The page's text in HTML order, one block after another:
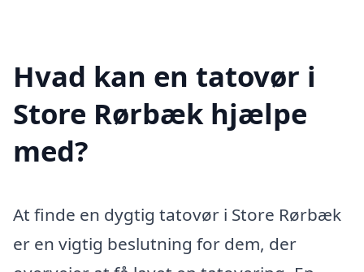
Hvad kan en tatovør i
Store Rørbæk hjælpe
med?
At finde en dygtig tatovør i Store Rørbæk
er en vigtig beslutning for dem, der